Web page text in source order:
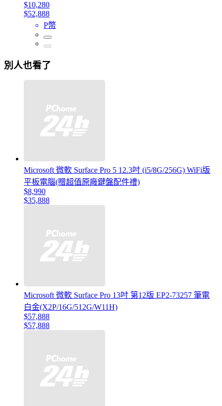
$10,280
$52,888
P幣
別人也看了
Microsoft 微軟 Surface Pro 5 12.3吋 (i5/8G/256G) WiFi版
平板電腦(贈超值原廠鍵盤配件禮)
$8,990
$35,888
Microsoft 微軟 Surface Pro 13吋 第12版 EP2-73257 筆電
白金(X2P/16G/512G/W11H)
$57,888
$57,888